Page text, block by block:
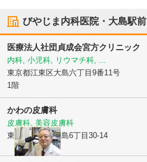
びやじま内科医院・大島駅前
医療法人社団貞成会宮方クリニック
内科, 小児科, リウマチ科, ...
東京都江東区大島六丁目9番11号
1階
かわの皮膚科
皮膚科, 美容皮膚科
東京都江東区大島6丁目30-14